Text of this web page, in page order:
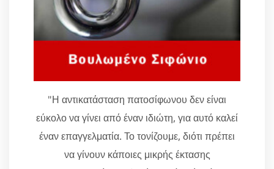
"Η αντικατάσταση πατοσίφωνου δεν είναι
εύκολο να γίνει από έναν ιδιώτη, για αυτό καλεί
έναν επαγγελματία. Το τονίζουμε, διότι πρέπει
να γίνουν κάποιες μικρής έκτασης